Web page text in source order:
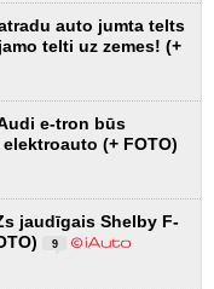
auto jumta telts
telti uz zemes! (+
e-tron būs
(+ FOTO)
jaudīgais Shelby F-
9